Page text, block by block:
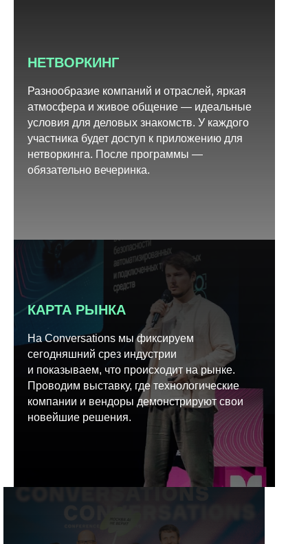
НЕТВОРКИНГ
Разнообразие компаний и отраслей, яркая
атмосфера и живое общение — идеальные
условия для деловых знакомств. У каждого
участника будет доступ к приложению для
нетворкинга. После программы —
обязательно вечеринка.
КАРТА РЫНКА
На Conversations мы фиксируем
сегодняшний срез индустрии
и показываем, что происходит на рынке.
Проводим выставку, где технологические
компании и вендоры демонстрируют свои
новейшие решения.